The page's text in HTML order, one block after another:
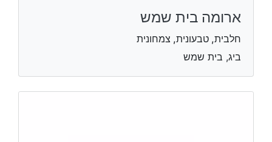
ארומה בית שמש
חלבית, טבעונית, צמחונית
ביג, בית שמש